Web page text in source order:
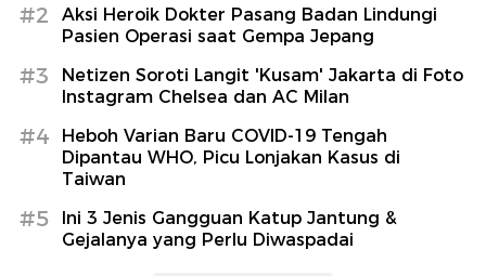
#2
Aksi Heroik Dokter Pasang Badan Lindungi
Pasien Operasi saat Gempa Jepang
#3
Netizen Soroti Langit 'Kusam' Jakarta di Foto
Instagram Chelsea dan AC Milan
#4
Heboh Varian Baru COVID-19 Tengah
Dipantau WHO, Picu Lonjakan Kasus di
Taiwan
#5
Ini 3 Jenis Gangguan Katup Jantung &
Gejalanya yang Perlu Diwaspadai